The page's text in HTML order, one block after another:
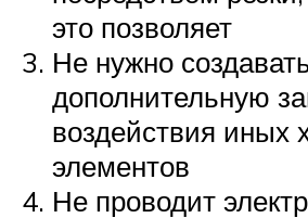
это позволяет
Не нужно
дополнительную
воздействия иных
элементов
Не проводит